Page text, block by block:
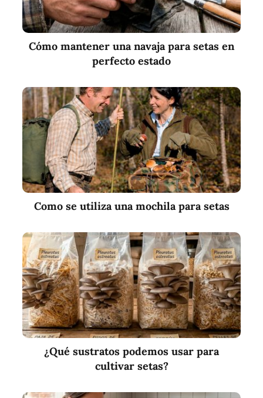
Cómo mantener una navaja para setas en
perfecto estado
Como se utiliza una mochila para setas
¿Qué sustratos podemos usar para
cultivar setas?